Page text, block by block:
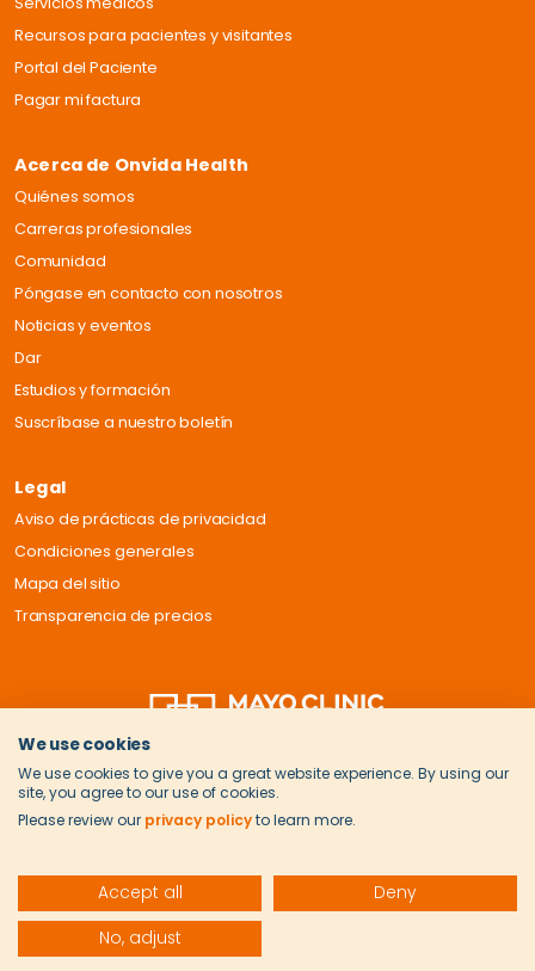
Recursos para pacientes y visitantes
Portal del Paciente
Pagar mi factura
Acerca de Onvida Health
Quiénes somos
Carreras profesionales
Comunidad
Póngase en contacto con nosotros
Noticias y eventos
Dar
Estudios y formación
Suscríbase a nuestro boletín
Legal
Aviso de prácticas de privacidad
Condiciones generales
Mapa del sitio
Transparencia de precios
© 2026 Onvida Health. Todos los derechos reservados.
We use cookies
We use cookies to give you a great website experience. By using our
site, you agree to our use of cookies.
Please review our privacy policyto learn more.
Accept all
Deny
No, adjust